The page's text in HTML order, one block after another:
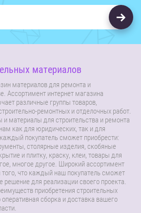
материалов
материалов для ремонта и
Ассортимент интернет магазина
различные группы товаров,
ремонтных и отделочных работ.
материалы для строительства и ремонта
как для юридических, так и для
покупатель сможет приобрести:
столярные изделия, скобяные
и плитку, краску, клеи, товары для
многое другое. Широкий ассортимент
того, что каждый наш покупатель сможет
решение для реализации своего проекта.
приобретения строительных
сборка и доставка вашего